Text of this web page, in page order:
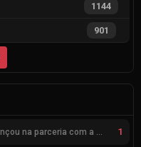
1144
901
Saiba por que o Fluxo W7M não avançou na parceria com a Riot 1